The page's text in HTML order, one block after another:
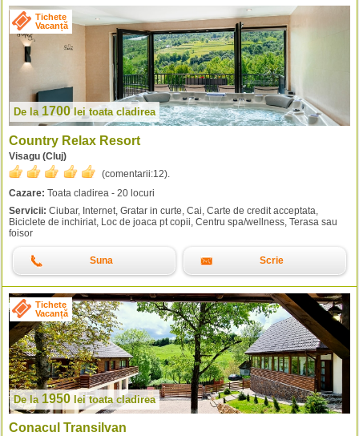
Tichete
Vacanță
De la 1700leitoata cladirea
Country Relax Resort
Visagu (Cluj)
(comentarii:12).
Cazare: Toata cladirea - 20 locuri
Servicii: Ciubar, Internet, Gratar in curte, Cai, Carte de credit acceptata,
Biciclete de inchiriat, Loc de joaca pt copii, Centru spa/wellness, Terasa sau
foisor
Suna Scrie
Tichete
Vacanță
De la 1950 leitoata cladirea
Conacul Transilvan